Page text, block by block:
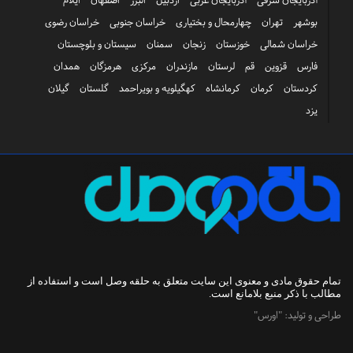
بوشهر
تهران چهارمحال و بختیاری خراسان جنوبی
خراسان رضوی
خراسان شمالی
خوزستان زنجان سمنان
سیستان و بلوچستان
فارس
قزوین قم لرستان مازندران مرکزی هرمزگان
همدان
کردستان
کرمان کرمانشاه کهگیلویه و بویراحمد گلستان
گیلان
یزد
تمام حقوق مادی و معنوی این سایت متعلق به حلقه وصل است و استفاده از
مطالب با ذکر منبع بلامانع است.
طراحی و تولید: "اورس"